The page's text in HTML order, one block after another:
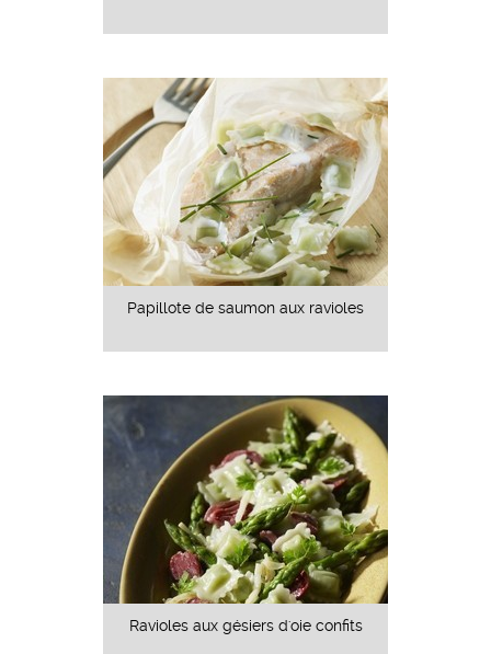
Papillote de saumon aux ravioles
Ravioles aux gésiers d'oie confits